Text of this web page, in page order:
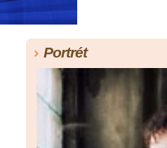
Portrét